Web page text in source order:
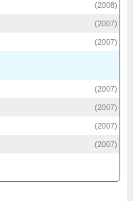
(2008)
(2007)
(2007)
(2007)
(2007)
(2007)
(2007)